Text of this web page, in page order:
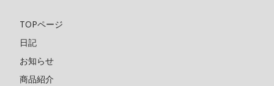
TOPページ
日記
お知らせ
商品紹介